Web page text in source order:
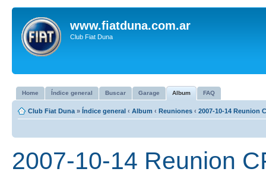
www.fiatduna.com.ar
Club Fiat Duna
Home Índice general Buscar Garage Album FAQ
Club Fiat Duna » Índice general ‹ Album ‹ Reuniones ‹ 2007-10-14 Reunion
2007-10-14 Reunion